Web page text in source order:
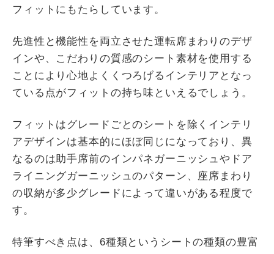
フィットにもたらしています。
先進性と機能性を両立させた運転席まわりのデザ
インや、こだわりの質感のシート素材を使用する
ことにより心地よくくつろげるインテリアとなっ
ている点がフィットの持ち味といえるでしょう。
フィットはグレードごとのシートを除くインテリ
アデザインは基本的にほぼ同じになっており、異
なるのは助手席前のインパネガーニッシュやドア
ライニングガーニッシュのパターン、座席まわり
の収納が多少グレードによって違いがある程度で
す。
特筆すべき点は、6種類というシートの種類の豊富